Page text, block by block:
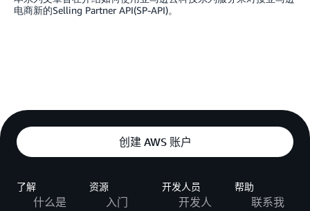
电商新的Selling Partner API(SP-API)。
创建 AWS 账户
了解
什么是
资源
入门
开发人员
开发人
帮助
联系我